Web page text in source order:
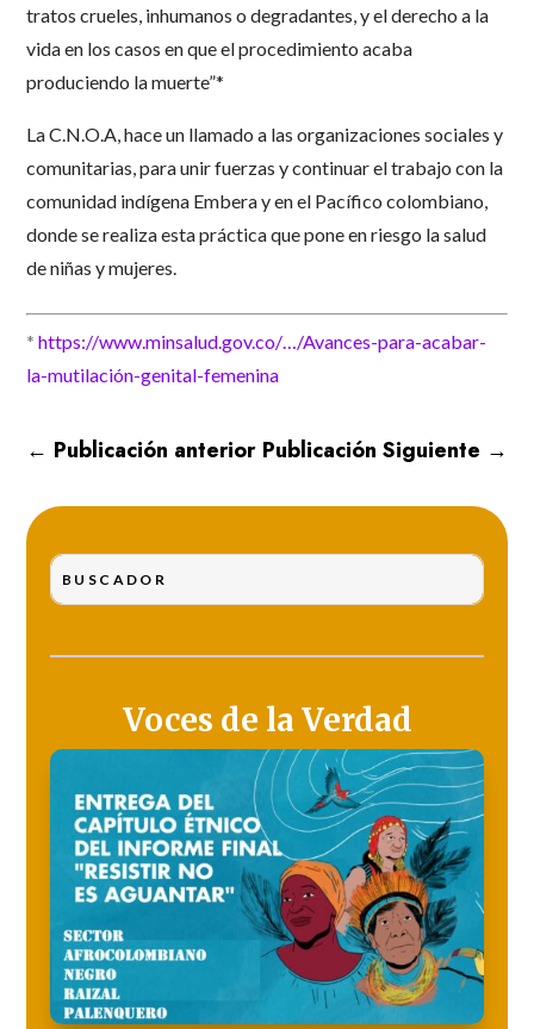
tratos crueles, inhumanos o degradantes, y el derecho a la
vida en los casos en que el procedimiento acaba
produciendo la muerte”*
La C.N.O.A, hace un llamado a las organizaciones sociales y
comunitarias, para unir fuerzas y continuar el trabajo con la
comunidad indígena Embera y en el Pacífico colombiano,
donde se realiza esta práctica que pone en riesgo la salud
de niñas y mujeres.
*https://www.minsalud.gov.co/…/Avances-para-acabar-
la-mutilación-genital-femenina
← Publicación anterior Publicación Siguiente →
Voces de la Verdad